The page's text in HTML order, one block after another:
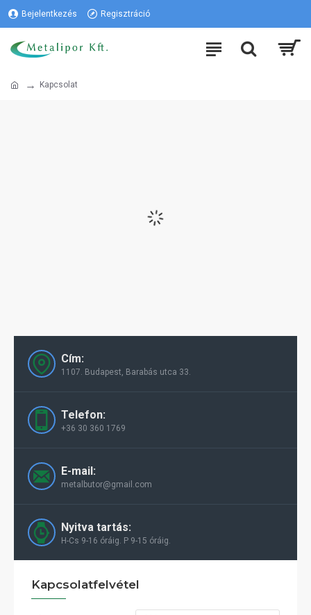
Bejelentkezés Regisztráció
Kapcsolat
Cím:
1107. Budapest, Barabás utca 33.
Telefon:
+36 30 360 1769
E-mail:
metalbutor@gmail.com
Nyitva tartás:
H-Cs 9-16 óráig. P 9-15 óráig.
Kapcsolatfelvétel